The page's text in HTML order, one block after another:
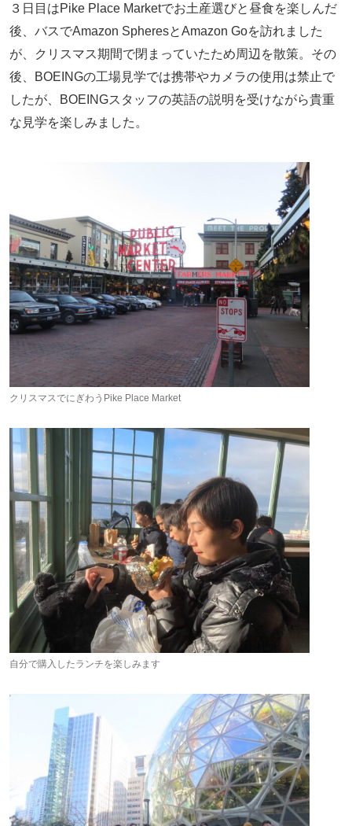
３日目はPike Place Marketでお土産選びと昼食を楽しんだ
後、バスでAmazon SpheresとAmazon Goを訪れました
が、クリスマス期間で閉まっていたため周辺を散策。その
後、BOEINGの工場見学では携帯やカメラの使用は禁止で
したが、BOEINGスタッフの英語の説明を受けながら貴重
な見学を楽しみました。
クリスマスでにぎわうPike Place Market
自分で購入したランチを楽しみます